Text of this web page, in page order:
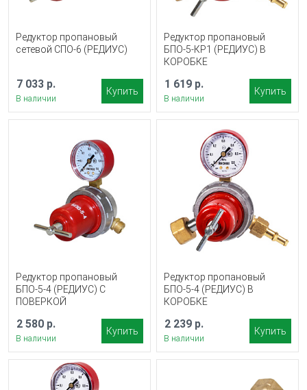
Редуктор пропановый
сетевой СПО-6 (РЕДИУС)
7 033 р.
В наличии
Купить
Редуктор пропановый
БПО-5-КР1 (РЕДИУС) В
КОРОБКЕ
1 619 р.
В наличии
Купить
Редуктор пропановый
БПО-5-4 (РЕДИУС) С
ПОВЕРКОЙ
2 580 р.
В наличии
Купить
Редуктор пропановый
БПО-5-4 (РЕДИУС) В
КОРОБКЕ
2 239 р.
В наличии
Купить